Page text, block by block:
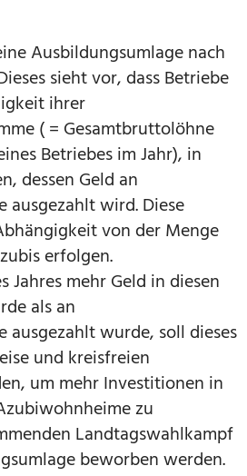
Ausbildungsumlage nach
sieht vor, dass Betriebe
ihrer
( = Gesamtbruttolöhne
Betriebes im Jahr), in
dessen Geld an
ausgezahlt wird. Diese
von der Menge
erfolgen.
Jahres mehr Geld in diesen
als an
ausgezahlt wurde, soll dieses
und kreisfreien
um mehr Investitionen in
zu
Landtagswahlkampf
beworben werden.